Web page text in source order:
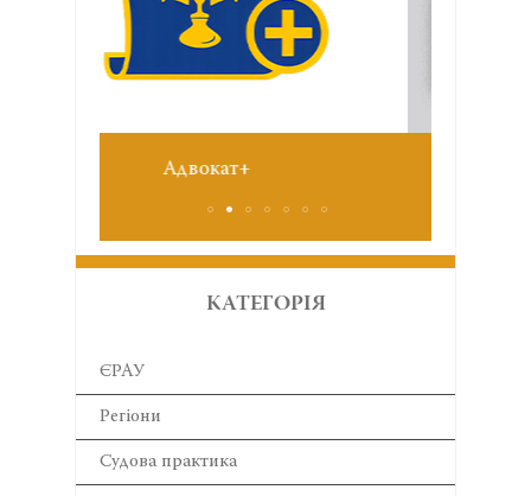
№6 червень 2026
КАТЕГОРІЯ
ЄРАУ
Регіони
Cудова практика